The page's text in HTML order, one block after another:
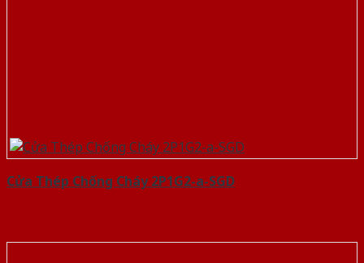
Cửa Thép Chống Cháy 2P1G2-a-SGD